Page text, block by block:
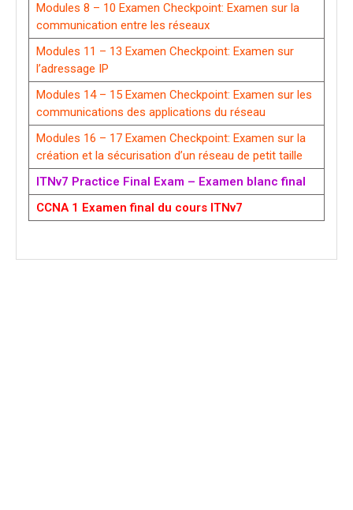
Modules 8 – 10 Examen Checkpoint: Examen sur la
communication entre les réseaux
Modules 11 – 13 Examen Checkpoint: Examen sur
l’adressage IP
Modules 14 – 15 Examen Checkpoint: Examen sur les
communications des applications du réseau
Modules 16 – 17 Examen Checkpoint: Examen sur la
création et la sécurisation d’un réseau de petit taille
ITNv7 Practice Final Exam – Examen blanc final
CCNA 1 Examen final du cours ITNv7